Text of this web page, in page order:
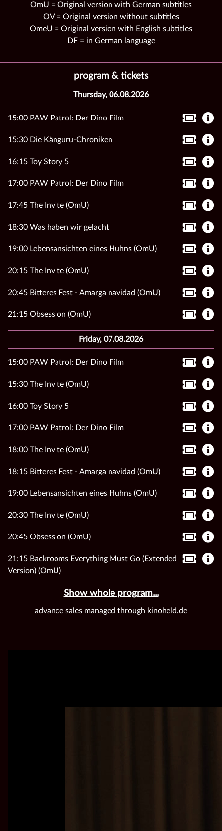
OmU = Original version with German subtitles
OV = Original version without subtitles
OmeU = Original version with English subtitles
DF = in German language
program & tickets
Thursday, 06.08.2026
15:00 PAW Patrol: Der Dino Film
15:30 Die Känguru-Chroniken
16:15 Toy Story 5
17:00 PAW Patrol: Der Dino Film
17:45 The Invite (OmU)
18:30 Was haben wir gelacht
19:00 Lebensansichten eines Huhns (OmU)
20:15 The Invite (OmU)
20:45 Bitteres Fest - Amarga navidad (OmU)
21:15 Obsession (OmU)
Friday, 07.08.2026
15:00 PAW Patrol: Der Dino Film
15:30 The Invite (OmU)
16:00 Toy Story 5
17:00 PAW Patrol: Der Dino Film
18:00 The Invite (OmU)
18:15 Bitteres Fest - Amarga navidad (OmU)
19:00 Lebensansichten eines Huhns (OmU)
20:30 The Invite (OmU)
20:45 Obsession (OmU)
21:15 Backrooms Everything Must Go (Extended
Version) (OmU)
Show whole program...
advance sales managed through kinoheld.de